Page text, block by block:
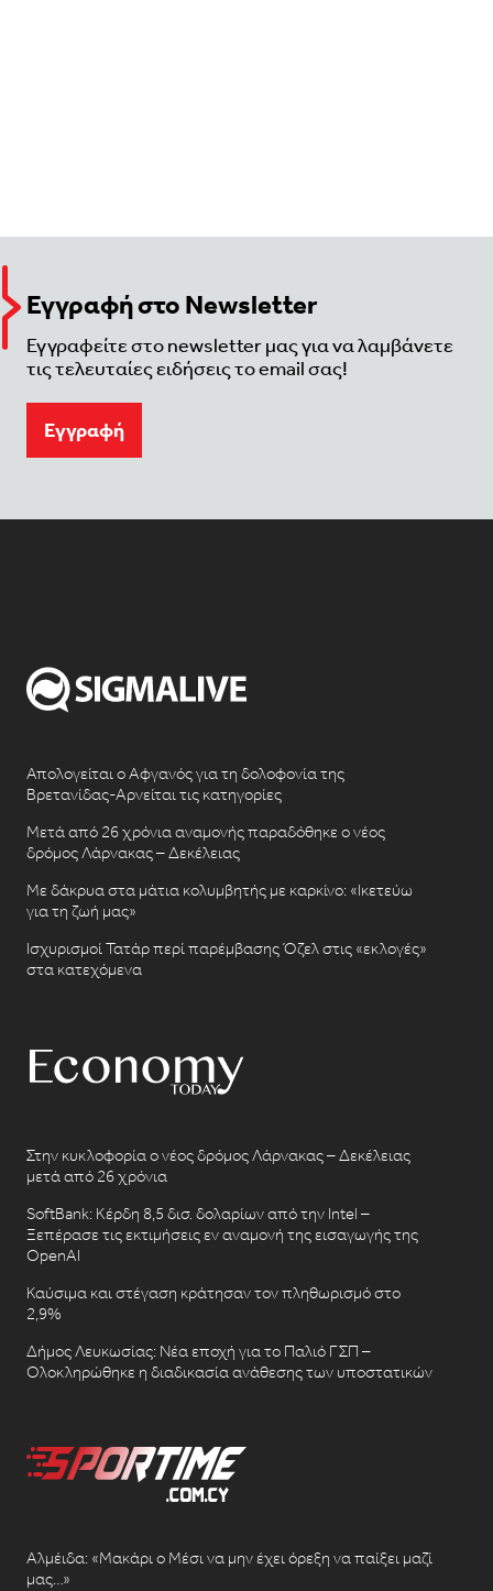
Εγγραφή στο Newsletter
Εγγραφείτε στο newsletter μας για να λαμβάνετε
τις τελευταίες ειδήσεις το email σας!
Eγγραφή
Απολογείται ο Αφγανός για τη δολοφονία της
Βρετανίδας-Αρνείται τις κατηγορίες
Μετά από 26 χρόνια αναμονής παραδόθηκε ο νέος
δρόμος Λάρνακας – Δεκέλειας
Με δάκρυα στα μάτια κολυμβητής με καρκίνο: «Ικετεύω
για τη ζωή μας»
Ισχυρισμοί Τατάρ περί παρέμβασης Όζελ στις «εκλογές»
στα κατεχόμενα
Στην κυκλοφορία ο νέος δρόμος Λάρνακας – Δεκέλειας
μετά από 26 χρόνια
SoftBank: Κέρδη 8,5 δισ. δολαρίων από την Intel –
Ξεπέρασε τις εκτιμήσεις εν αναμονή της εισαγωγής της
OpenAI
Καύσιμα και στέγαση κράτησαν τον πληθωρισμό στο
2,9%
Δήμος Λευκωσίας: Νέα εποχή για το Παλιό ΓΣΠ –
Ολοκληρώθηκε η διαδικασία ανάθεσης των υποστατικών
Αλμέιδα: «Μακάρι ο Μέσι να μην έχει όρεξη να παίξει μαζί
μας…»